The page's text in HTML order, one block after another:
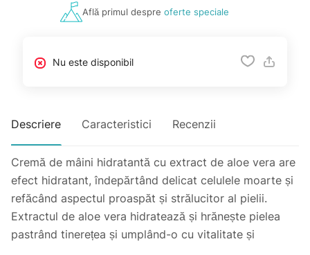
Află primul despre oferte speciale
Nu este disponibil
Descriere Caracteristici Recenzii
Cremă de mâini hidratantă cu extract de aloe vera are
efect hidratant, îndepărtând delicat celulele moarte și
refăcând aspectul proaspăt și strălucitor al pielii.
Extractul de aloe vera hidratează și hrănește pielea
pastrând tinerețea și umplând-o cu vitalitate și